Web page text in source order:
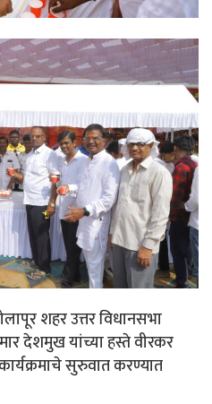
शहर उत्तर विधानसभा
देशमुख यांच्या हस्ते वीरकर
सुरुवात करण्यात